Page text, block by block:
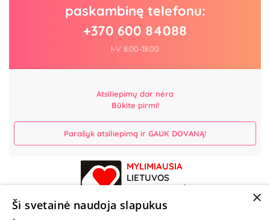
paskambinę telefonu:
+370 600 84088
I-V 8:00-18:00
Atsiliepimų dar nėra
Būkite pirmi!
Parašyk atsiliepimą ir GAUK DOVANĄ!
MYLIMIAUSIA
LIETUVOS
PARDUOTUVĖ
×
Ši svetainė naudoja slapukus